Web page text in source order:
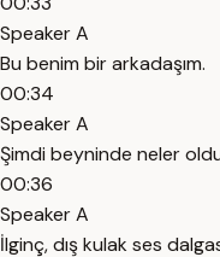
Speaker A
Bu benim bir arkadaşım.
00:34
Speaker A
Şimdi beyninde neler
00:36
Speaker A
İlginç, dış kulak ses